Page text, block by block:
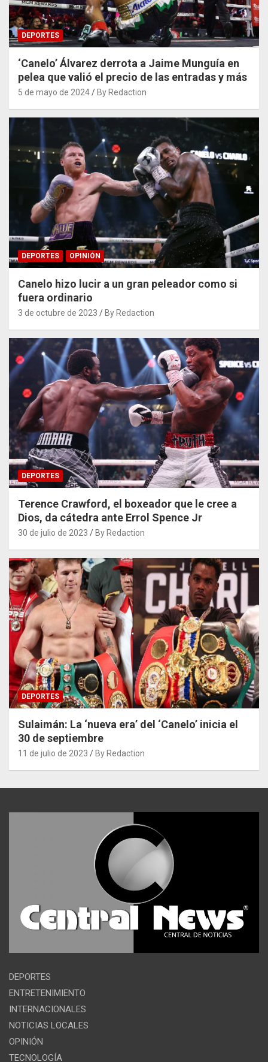
DEPORTES
‘Canelo’ Álvarez derrota a Jaime Munguía en
pelea que valió el precio de las entradas y más
5 de mayo de 2024 By Redaction
DEPORTES OPINIÓN
Canelo hizo lucir a un gran peleador como si
fuera ordinario
3 de octubre de 2023 By Redaction
DEPORTES
Terence Crawford, el boxeador que le cree a
Dios, da cátedra ante Errol Spence Jr
30 de julio de 2023 By Redaction
DEPORTES
Sulaimán: La ‘nueva era’ del ‘Canelo’ inicia el
30 de septiembre
11 de julio de 2023 By Redaction
DEPORTES
ENTRETENIMIENTO
INTERNACIONALES
NOTICIAS LOCALES
OPINIÓN
TECNOLOGÍA